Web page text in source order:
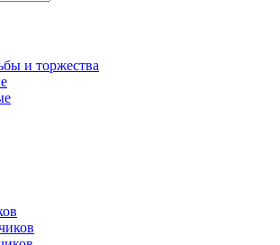
и торжества